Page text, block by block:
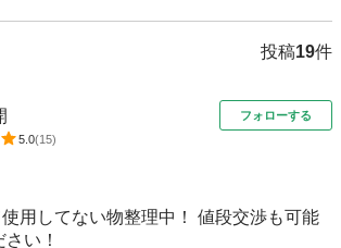
投稿19件
5.0(15)
フォローする
用してない物整理中！ 値段交渉も可能
い！